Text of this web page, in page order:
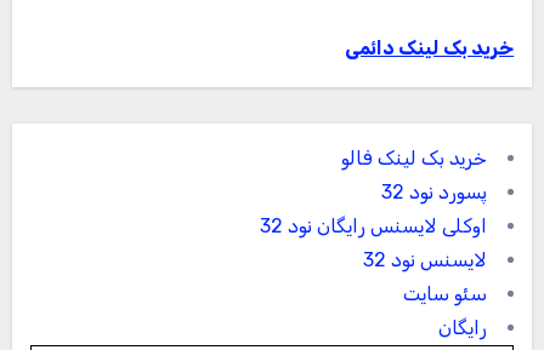
خرید بک لینک دائمی
خرید بک لینک فالو
پسورد نود 32
اوکلی لایسنس رایگان نود 32
لایسنس نود 32
سئو سایت
رایگان